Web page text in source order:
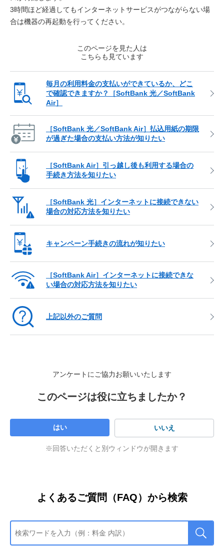
3時間ほど経過してもインターネットサービスがつながらない場
合は機器の再起動を行ってください。
このページを見た人は
こちらも見ています
毎月の利用料金の支払いができているか、どこ
で確認できますか？［SoftBank 光／SoftBank
Air］
［SoftBank 光／SoftBank Air］払込用紙の期限
が過ぎた場合の支払い方法が知りたい
［SoftBank Air］引っ越し後も利用する場合の
手続き方法を知りたい
［SoftBank 光］インターネットに接続できない
場合の対応方法を知りたい
キャンペーン手続きの流れが知りたい
［SoftBank Air］インターネットに接続できな
い場合の対応方法を知りたい
上記以外のご質問
アンケートにご協力お願いいたします
このページは役に立ちましたか？
はい いいえ
※回答いただくと別ウィンドウが開きます
よくあるご質問（FAQ）から検索